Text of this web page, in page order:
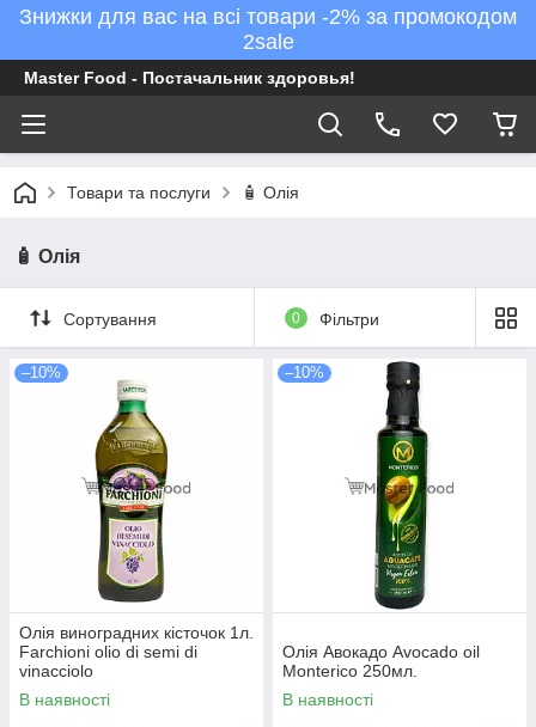
Знижки для вас на всі товари -2% за промокодом
2sale
Master Food - Постачальник здоровья!
Товари та послуги 🧴 Олія
🧴 Олія
Сортування 0 Фільтри
–10%
Олія виноградних кісточок 1л.
Farchioni olio di semi di
vinacciolo
В наявності
–10%
Олія Авокадо Avocado oil
Monterico 250мл.
В наявності